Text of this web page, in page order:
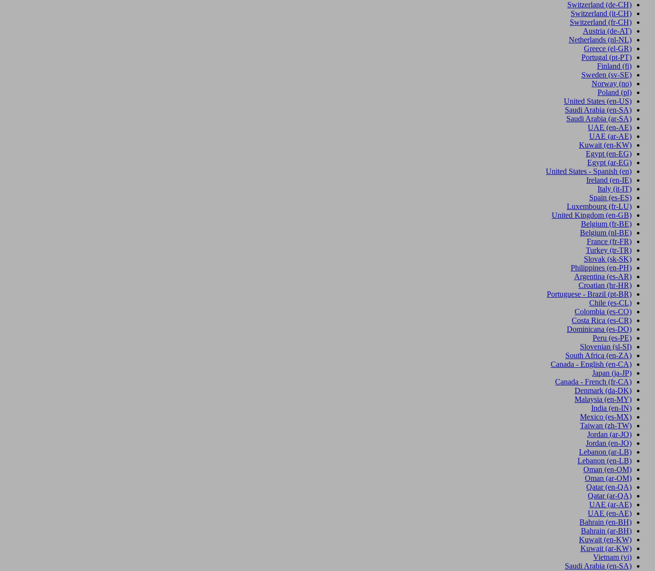
Switzerland (de-CH)
Switzerland (it-CH)
Switzerland (fr-CH)
Austria (de-AT)
Netherlands (nl-NL)
Greece (el-GR)
Portugal (pt-PT)
Finland (fi)
Sweden (sv-SE)
Norway (no)
Poland (pl)
United States (en-US)
Saudi Arabia (en-SA)
Saudi Arabia (ar-SA)
UAE (en-AE)
UAE (ar-AE)
Kuwait (en-KW)
Egypt (en-EG)
Egypt (ar-EG)
United States - Spanish (en)
Ireland (en-IE)
Italy (it-IT)
Spain (es-ES)
Luxembourg (fr-LU)
United Kingdom (en-GB)
Belgium (fr-BE)
Belgium (nl-BE)
France (fr-FR)
Turkey (tr-TR)
Slovak (sk-SK)
Philippines (en-PH)
Argentina (es-AR)
Croatian (hr-HR)
Portuguese - Brazil (pt-BR)
Chile (es-CL)
Colombia (es-CO)
Costa Rica (es-CR)
Dominicana (es-DO)
Peru (es-PE)
Slovenian (sl-SI)
South Africa (en-ZA)
Canada - English (en-CA)
Japan (ja-JP)
Canada - French (fr-CA)
Denmark (da-DK)
Malaysia (en-MY)
India (en-IN)
Mexico (es-MX)
Taiwan (zh-TW)
Jordan (ar-JO)
Jordan (en-JO)
Lebanon (ar-LB)
Lebanon (en-LB)
Oman (en-OM)
Oman (ar-OM)
Qatar (en-QA)
Qatar (ar-QA)
UAE (ar-AE)
UAE (en-AE)
Bahrain (en-BH)
Bahrain (ar-BH)
Kuwait (en-KW)
Kuwait (ar-KW)
Vietnam (vi)
Saudi Arabia (en-SA)